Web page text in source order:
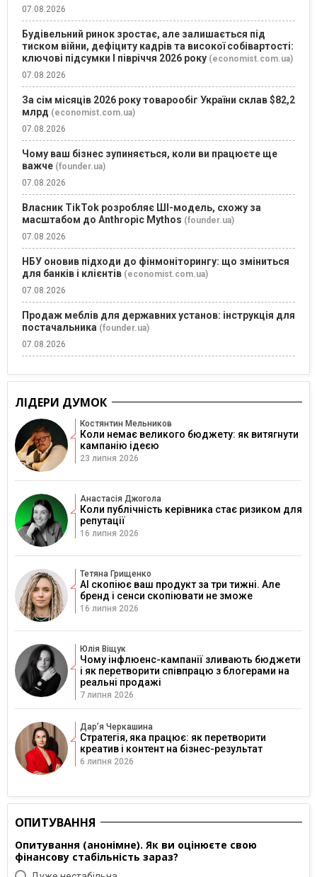
07.08.2026
Будівельний ринок зростає, але залишається під
тиском війни, дефіциту кадрів та високої собівартості:
ключові підсумки І півріччя 2026 року (economist.com.ua)
07.08.2026
За сім місяців 2026 року товарообіг України склав $82,2
млрд (economist.com.ua)
07.08.2026
Чому ваш бізнес зупиняється, коли ви працюєте ще
важче (founder.ua)
07.08.2026
Власник TikTok розробляє ШІ-модель, схожу за
масштабом до Anthropic Mythos (founder.ua)
07.08.2026
НБУ оновив підходи до фінмоніторингу: що зміниться
для банків і клієнтів (economist.com.ua)
07.08.2026
Продаж меблів для державних установ: інструкція для
постачальника (founder.ua)
07.08.2026
ЛІДЕРИ ДУМОК
Костянтин Мельников
Коли немає великого бюджету: як витягнути
кампанію ідеєю
23 липня 2026
Анастасія Джогола
Коли публічність керівника стає ризиком для
репутації
16 липня 2026
Тетяна Грищенко
AI скопіює ваш продукт за три тижні. Але
бренд і сенси скопіювати не зможе
16 липня 2026
Юлія Віщук
Чому інфлюенс-кампанії зливають бюджети
і як перетворити співпрацю з блогерами на
реальні продажі
7 липня 2026
Дарʼя Черкашина
Стратегія, яка працює: як перетворити
креатив і контент на бізнес-результат
6 липня 2026
ОПИТУВАННЯ
Опитування (анонімне). Як ви оцінюєте свою
фінансову стабільність зараз?